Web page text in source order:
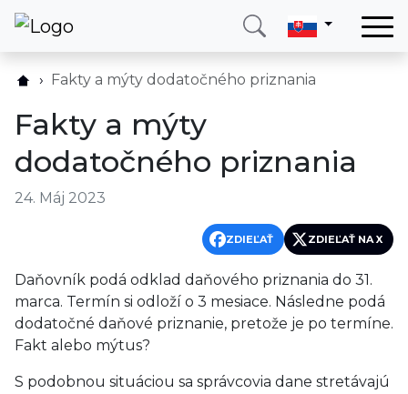
Krajina
O nás
Blog
Zavolajte mi Prihlásiť sa
Fakty a mýty dodatočného priznania
Fakty a mýty
dodatočného priznania
24. Máj 2023
ZDIEĽAŤ ZDIEĽAŤ NA X
Daňovník podá odklad daňového priznania do 31.
marca. Termín si odloží o 3 mesiace. Následne podá
dodatočné daňové priznanie, pretože je po termíne.
Fakt alebo mýtus?
S podobnou situáciou sa správcovia dane stretávajú